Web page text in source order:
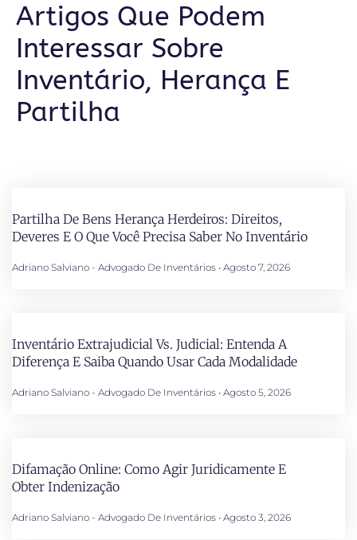
Artigos Que Podem
Interessar Sobre
Inventário, Herança E
Partilha
Partilha De Bens Herança Herdeiros: Direitos,
Deveres E O Que Você Precisa Saber No Inventário
Adriano Salviano - Advogado De Inventários Agosto 7, 2026
Inventário Extrajudicial Vs. Judicial: Entenda A
Diferença E Saiba Quando Usar Cada Modalidade
Adriano Salviano - Advogado De Inventários Agosto 5, 2026
Difamação Online: Como Agir Juridicamente E
Obter Indenização
Adriano Salviano - Advogado De Inventários Agosto 3, 2026